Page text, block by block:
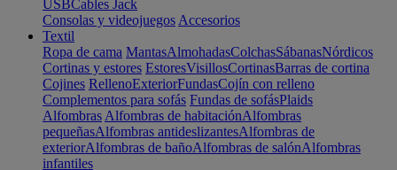
USBCables Jack
Consolas y videojuegos Accesorios
Textil
Ropa de cama MantasAlmohadasColchasSábanasNórdicos
Cortinas y estores EstoresVisillosCortinasBarras de cortina
Cojines RellenoExteriorFundasCojín con relleno
Complementos para sofás Fundas de sofásPlaids
Alfombras Alfombras de habitaciónAlfombras
pequeñasAlfombras antideslizantesAlfombras de
exteriorAlfombras de bañoAlfombras de salónAlfombras
infantiles